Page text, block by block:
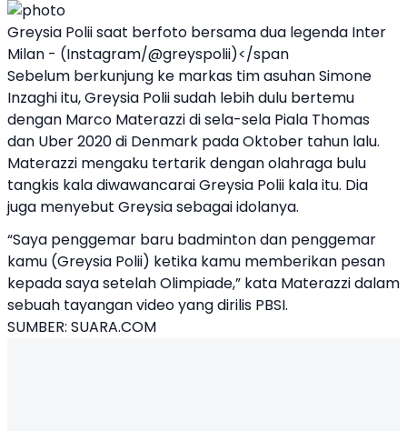
Greysia Polii saat berfoto bersama dua legenda Inter
Milan - (Instagram/@greyspolii)</span
Sebelum berkunjung ke markas tim asuhan Simone
Inzaghi itu, Greysia Polii sudah lebih dulu bertemu
dengan Marco Materazzi di sela-sela Piala Thomas
dan Uber 2020 di Denmark pada Oktober tahun lalu.
Materazzi mengaku tertarik dengan olahraga bulu
tangkis kala diwawancarai Greysia Polii kala itu. Dia
juga menyebut Greysia sebagai idolanya.
“Saya penggemar baru badminton dan penggemar
kamu (Greysia Polii) ketika kamu memberikan pesan
kepada saya setelah Olimpiade,” kata Materazzi dalam
sebuah tayangan video yang dirilis PBSI.
SUMBER: SUARA.COM